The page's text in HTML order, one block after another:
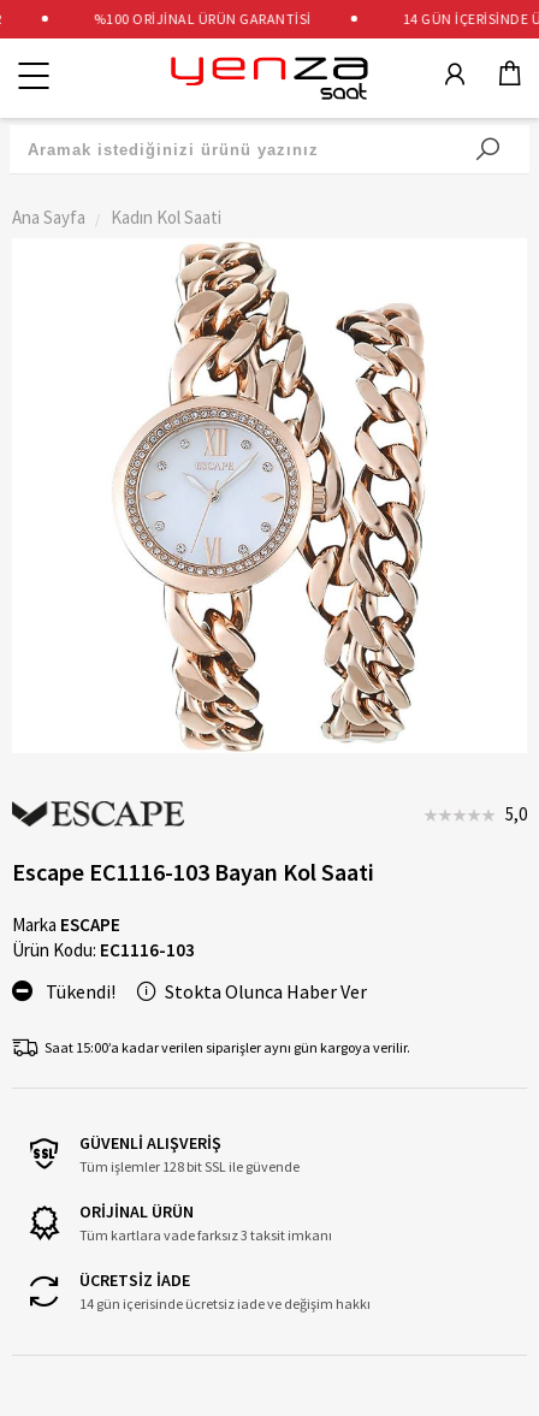
%100 ORİJİNAL ÜRÜN GARANTİSİ 14 GÜN İÇERİSİNDE
Kategoriler
Ana Sayfa Kadın Kol Saati
5,0
Escape EC1116-103 Bayan Kol Saati
Marka ESCAPE
Ürün Kodu: EC1116-103
Tükendi! Stokta Olunca Haber Ver
Saat 15:00’a kadar verilen siparişler aynı gün kargoya verilir.
GÜVENLİ ALIŞVERİŞ
Tüm işlemler 128 bit SSL ile güvende
ORİJİNAL ÜRÜN
Tüm kartlara vade farksız 3 taksit imkanı
ÜCRETSİZ İADE
14 gün içerisinde ücretsiz iade ve değişim hakkı